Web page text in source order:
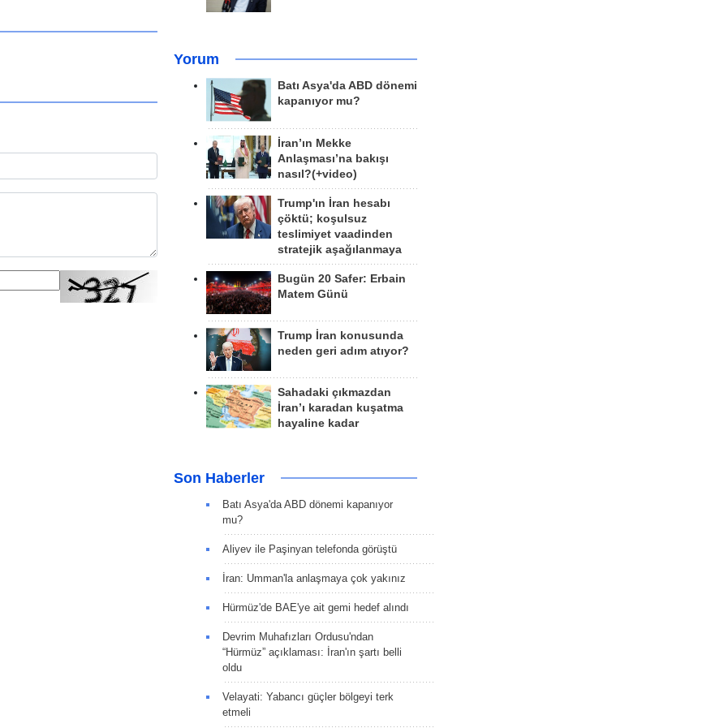
Yorum
Batı Asya'da ABD dönemi
kapanıyor mu?
İran’ın Mekke
Anlaşması’na bakışı
nasıl?(+video)
Trump'ın İran hesabı
çöktü; koşulsuz
teslimiyet vaadinden
stratejik aşağılanmaya
Bugün 20 Safer: Erbain
Matem Günü
Trump İran konusunda
neden geri adım atıyor?
Sahadaki çıkmazdan
İran’ı karadan kuşatma
hayaline kadar
Son Haberler
Batı Asya'da ABD dönemi kapanıyor
mu?
Aliyev ile Paşinyan telefonda görüştü
İran: Umman'la anlaşmaya çok yakınız
Hürmüz'de BAE'ye ait gemi hedef alındı
Devrim Muhafızları Ordusu'ndan
“Hürmüz” açıklaması: İran'ın şartı belli
oldu
Velayati: Yabancı güçler bölgeyi terk
etmeli